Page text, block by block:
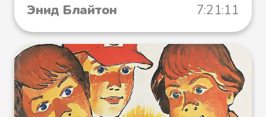
Энид Блайтон
7:21:11